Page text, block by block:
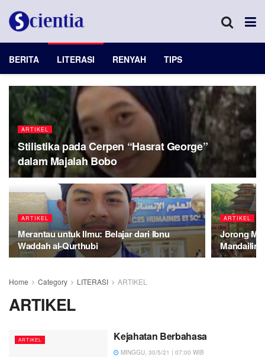
BERITA LITERASI RENYAH TIPS
ARTIKEL
Stilistika pada Cerpen “Hasrat George”
dalam Majalah Bobo
ARTIKEL
Merantau untuk Ilmu: Belajar dari Ibnu
Waddah al-Qurthubi
ARTIKEL
Jorong
Home Category LITERASI ARTIKEL
ARTIKEL
ARTIKEL Kejahatan Berbahasa
MINGGU, 30/5/21 | 07:00 WIB